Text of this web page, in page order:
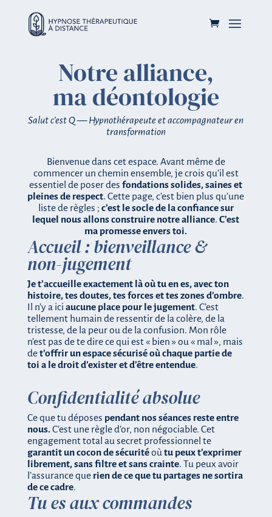
Notre alliance,
ma déontologie
Salut c’est Q — Hypnothérapeute et accompagnateur en
transformation
Bienvenue dans cet espace. Avant même de
commencer un chemin ensemble, je crois qu’il est
essentiel de poser desfondations solides, saines et
pleines de respect. Cette page, c’est bien plus qu’une
liste de règles ; c’est le socle de la confiance sur
lequel nous allons construire notre alliance.C’est
ma promesse envers toi.
Accueil : bienveillance &
non-jugement
Je t’accueille exactement là où tu en es, avec ton
histoire, tes doutes, tes forces et tes zones d’ombre.
Il n’y a ici aucune place pour le jugement. C’est
tellement humain de ressentir de la colère, de la
tristesse, de la peur ou de la confusion. Mon rôle
n’est pas de te dire ce qui est « bien » ou « mal », mais
det’offrir un espace sécurisé où chaque partie de
toi a le droit d’exister et d’être entendue.
Confidentialité absolue
Ce que tu déposes pendant nos séances reste entre
nous.C’est une règle d’or, non négociable. Cet
engagement total au secret professionnel te
garantit un cocon de sécuritéoùtu peux t’exprimer
librement, sans filtre et sans crainte. Tu peux avoir
l’assurance que rien de ce que tu partages ne sortira
de ce cadre.
Tu es aux commandes